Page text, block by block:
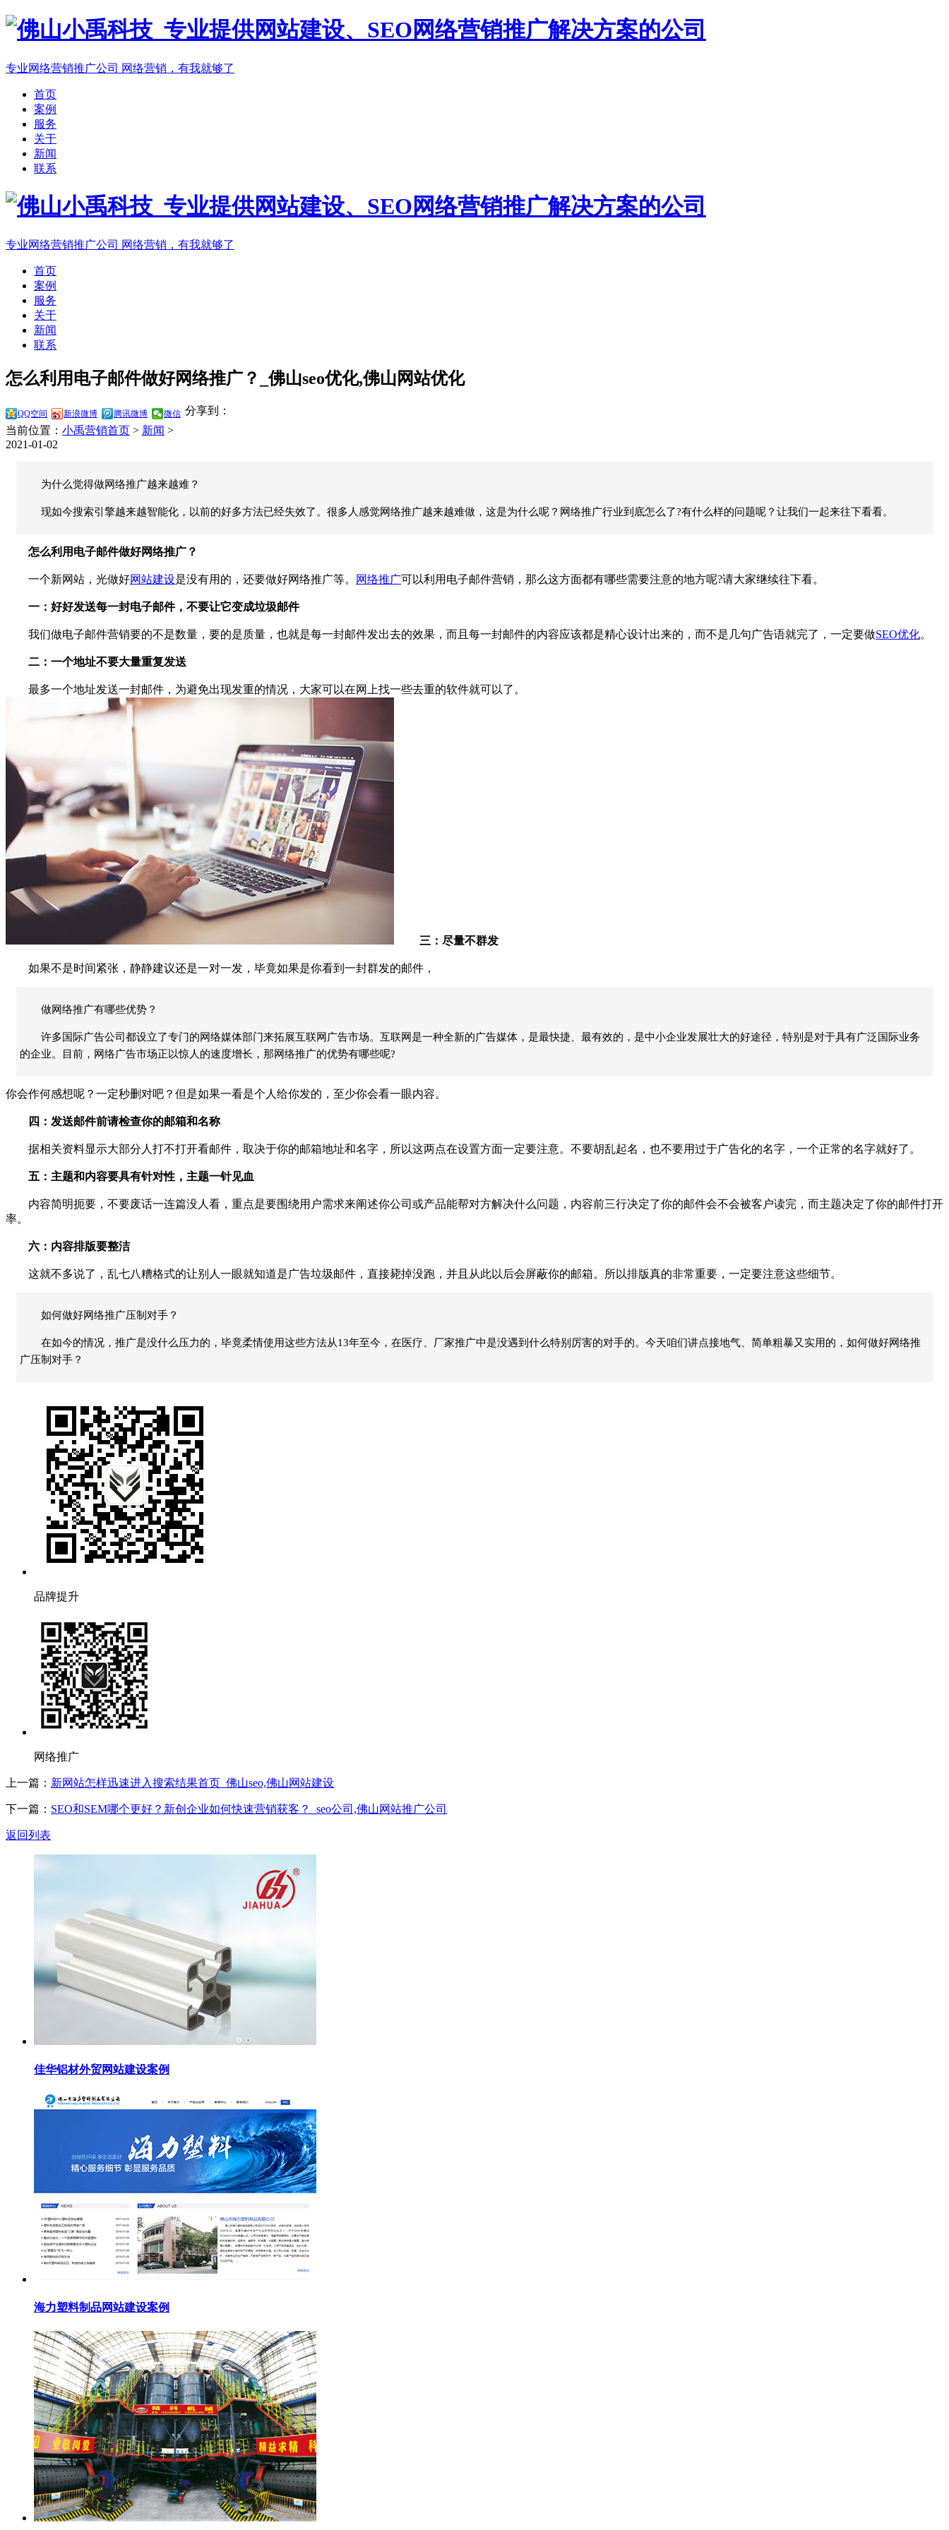
专业网络营销推广公司 网络营销，有我就够了
首页
案例
服务
关于
新闻
联系
专业网络营销推广公司 网络营销，有我就够了
首页
案例
服务
关于
新闻
联系
怎么利用电子邮件做好网络推广？_佛山seo优化,佛山网站优化
分享到：
QQ空间 新浪微博 腾讯微博 微信
当前位置： 小禹营销首页 > 新闻 >
2021-01-02
为什么觉得做网络推广越来越难？
现如今搜索引擎越来越智能化，以前的好多方法已经失效了。很多人感觉网络推广越来越难做，这是为什么呢？网络推广行业到底怎么了?有什么样的问题呢？让我们一起来往下看看。
怎么利用电子邮件做好网络推广？
一个新网站，光做好网站建设是没有用的，还要做好网络推广等。 网络推广可以利用电子邮件营销，那么这方面都有哪些需要注意的地方呢?请大家继续往下看。
一：好好发送每一封电子邮件，不要让它变成垃圾邮件
我们做电子邮件营销要的不是数量，要的是质量，也就是每一封邮件发出去的效果，而且每一封邮件的内容应该都是精心设计出来的，而不是几句广告语就完了，一定要做SEO优化。
二：一个地址不要大量重复发送
最多一个地址发送一封邮件，为避免出现发重的情况，大家可以在网上找一些去重的软件就可以了。
三：尽量不群发
如果不是时间紧张，静静建议还是一对一发，毕竟如果是你看到一封群发的邮件，
做网络推广有哪些优势？
许多国际广告公司都设立了专门的网络媒体部门来拓展互联网广告市场。互联网是一种全新的广告媒体，是最快捷、最有效的，是中小企业发展壮大的好途径，特别是对于具有广泛国际业务
的企业。目前，网络广告市场正以惊人的速度增长，那网络推广的优势有哪些呢?
你会作何感想呢？一定秒删对吧？但是如果一看是个人给你发的，至少你会看一眼内容。
四：发送邮件前请检查你的邮箱和名称
据相关资料显示大部分人打不打开看邮件，取决于你的邮箱地址和名字，所以这两点在设置方面一定要注意。不要胡乱起名，也不要用过于广告化的名字，一个正常的名字就好了。
五：主题和内容要具有针对性，主题一针见血
内容简明扼要，不要废话一连篇没人看，重点是要围绕用户需求来阐述你公司或产品能帮对方解决什么问题，内容前三行决定了你的邮件会不会被客户读完，而主题决定了你的邮件打开
率。
六：内容排版要整洁
这就不多说了，乱七八糟格式的让别人一眼就知道是广告垃圾邮件，直接毙掉没跑，并且从此以后会屏蔽你的邮箱。所以排版真的非常重要，一定要注意这些细节。
如何做好网络推广压制对手？
在如今的情况，推广是没什么压力的，毕竟柔情使用这些方法从13年至今，在医疗、厂家推广中是没遇到什么特别厉害的对手的。今天咱们讲点接地气、简单粗暴又实用的，如何做好网络推
广压制对手？
品牌提升
网络推广
上一篇： 新网站怎样迅速进入搜索结果首页_佛山seo,佛山网站建设
下一篇： SEO和SEM哪个更好？新创企业如何快速营销获客？_seo公司,佛山网站推广公司
返回列表
佳华铝材外贸网站建设案例
海力塑料制品网站建设案例